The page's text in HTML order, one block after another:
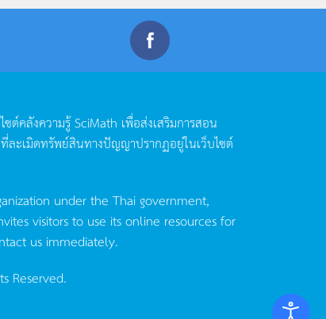
ซต์คลังความรู้SciMath เพื่อส่งเสริมการสอน
ที่ละเมิดทรัพย์สินทางปัญญาปรากฏอยู่ในเว็บไซต์
under the Thai government,
visitors to use its online resources for
us immediately.
Reserved.